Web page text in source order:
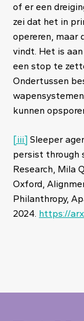
of er een
zei dat het in
opereren, maar
vindt. Het is
een stop te
Ondertussen
kunnen
[iii] Sleeper
persist through
Research, Mila
Oxford,
Philanthropy,
2024. https://